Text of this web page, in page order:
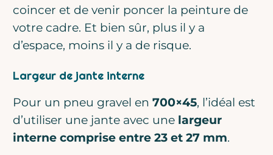
coincer et de venir poncer la peinture de
votre cadre. Et bien sûr, plus il y a
d’espace, moins il y a de risque.
Largeur de jante interne
Pour un pneu gravel en700×45, l’idéal est
d’utiliser une jante avec une largeur
interne comprise entre 23 et 27 mm.